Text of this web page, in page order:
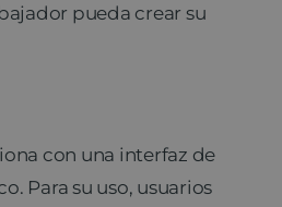
pueda crear su
con una interfaz de
Para su uso, usuarios